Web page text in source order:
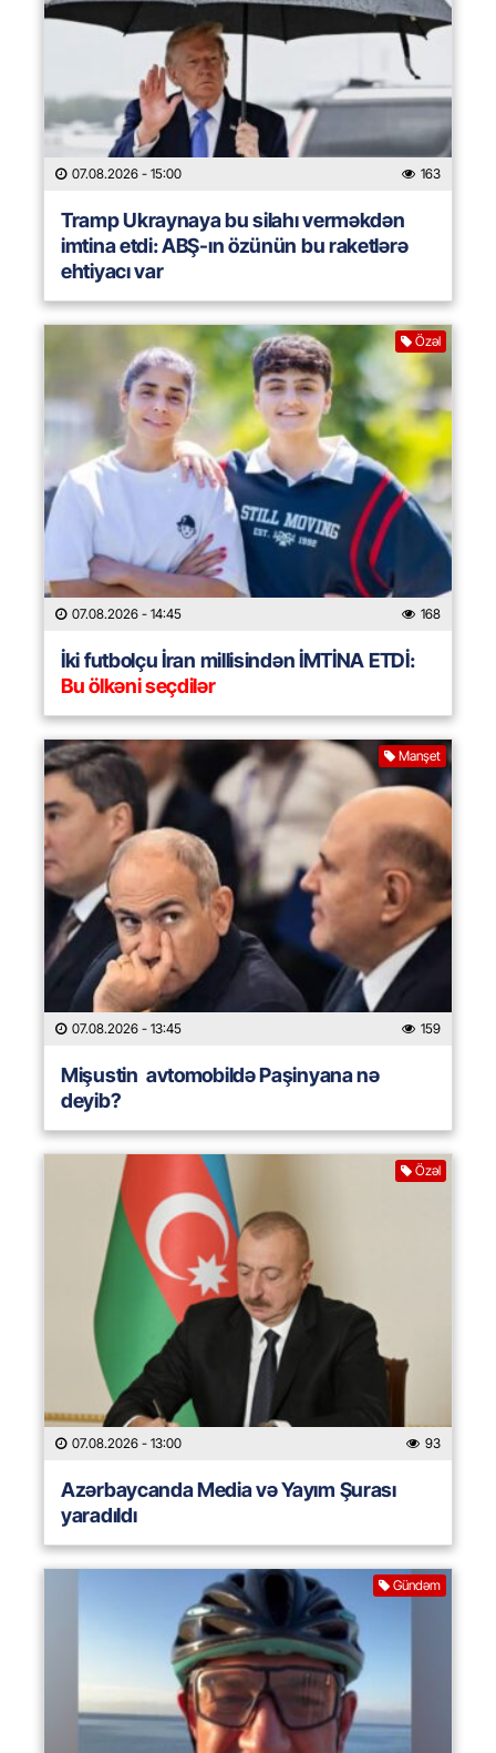
07.08.2026 - 15:00 163
Tramp Ukraynaya bu silahı verməkdən
imtina etdi: ABŞ-ın özünün bu raketlərə
ehtiyacı var
Özəl
07.08.2026 - 14:45 168
İki futbolçu İran millisindən İMTİNA ETDİ:
Bu ölkəni seçdilər
Manşet
07.08.2026 - 13:45 159
Mişustin avtomobildə Paşinyana nə
deyib?
Özəl
07.08.2026 - 13:00 93
Azərbaycanda Media və Yayım Şurası
yaradıldı
Gündəm